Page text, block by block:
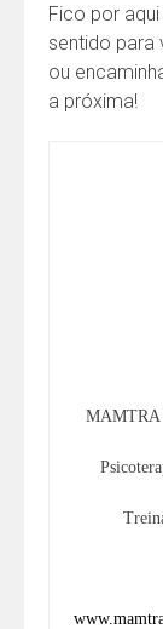
Fico por
sentido para
ou
a próxima!
MAMTRA